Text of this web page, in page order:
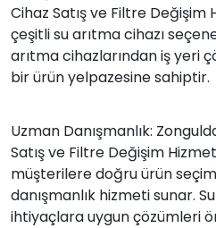
Cihaz Satış ve Filtre
çeşitli su arıtma cihazı
arıtma cihazlarından iş yeri
bir ürün yelpazesine sahiptir.
Uzman Danışmanlık:
Satış ve Filtre Değişim
müşterilere doğru ürün
danışmanlık hizmeti sunar.
ihtiyaçlara uygun çözümleri